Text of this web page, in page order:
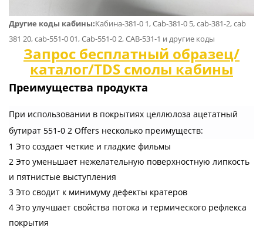
Другие коды кабины:Кабина-381-0 1, Cab-381-0 5, cab-381-2, cab
381 20, cab-551-0 01, Cab-551-0 2, CAB-531-1 и другие коды
Запрос бесплатный образец/
каталог/TDS смолы кабины
Преимущества продукта
При использовании в покрытиях целлюлоза ацетатный
бутират 551-0 2 Offers несколько преимуществ:
1 Это создает четкие и гладкие фильмы
2 Это уменьшает нежелательную поверхностную липкость
и пятнистые выступления
3 Это сводит к минимуму дефекты кратеров
4 Это улучшает свойства потока и термического рефлекса
покрытия